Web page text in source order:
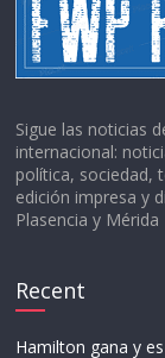
Sigue las noticias
internacional:
política, sociedad,
edición impresa y
Plasencia y Mérida
Recent
Hamilton gana y es